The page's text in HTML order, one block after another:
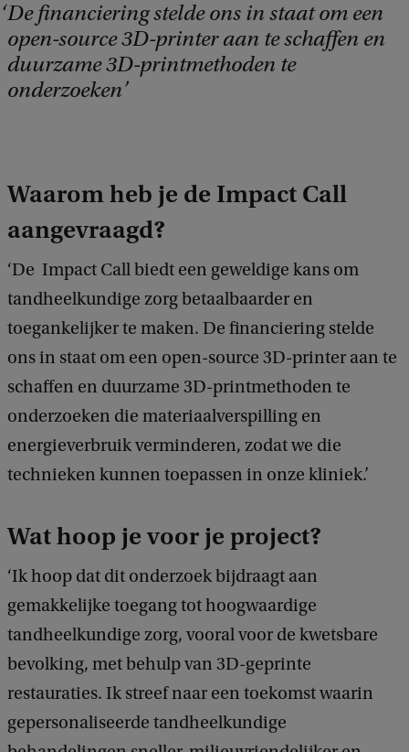
De financiering stelde ons in staat om een
open-source 3D-printer aan te schaffen en
duurzame 3D-printmethoden te
onderzoeken
Waarom heb je de Impact Call
aangevraagd?
‘De Impact Call biedt een geweldige kans om
tandheelkundige zorg betaalbaarder en
toegankelijker te maken. De financiering stelde
ons in staat om een open-source 3D-printer aan te
schaffen en duurzame 3D-printmethoden te
onderzoeken die materiaalverspilling en
energieverbruik verminderen, zodat we die
technieken kunnen toepassen in onze kliniek.’
Wat hoop je voor je project?
‘Ik hoop dat dit onderzoek bijdraagt aan
gemakkelijke toegang tot hoogwaardige
tandheelkundige zorg, vooral voor de kwetsbare
bevolking, met behulp van 3D-geprinte
restauraties. Ik streef naar een toekomst waarin
gepersonaliseerde tandheelkundige